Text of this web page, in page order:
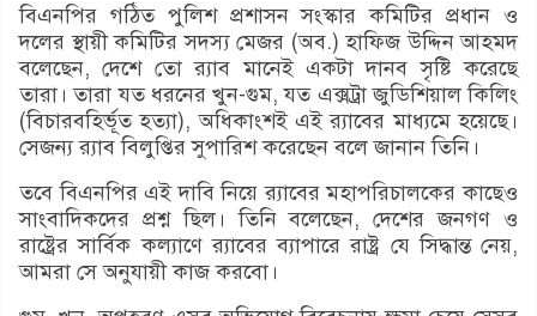
বিএনপির গঠিত পুলিশ প্রশাসন সংস্কার কমিটির প্রধান ও
দলের স্থায়ী কমিটির সদস্য মেজর (অব.) হাফিজ উদ্দিন আহমদ
বলেছেন, দেশে তো র‌্যাব মানেই একটা দানব সৃষ্টি করেছে
তারা। তারা যত ধরনের খুন-গুম, যত এক্সট্রা জুডিশিয়াল কিলিং
(বিচারবহির্ভূত হত্যা), অধিকাংশই এই র‌্যাবের মাধ্যমে হয়েছে।
সেজন্য র‌্যাব বিলুপ্তির সুপারিশ করেছেন বলে জানান তিনি।
তবে বিএনপির এই দাবি নিয়ে র‌্যাবের মহাপরিচালকের কাছেও
সাংবাদিকদের প্রশ্ন ছিল। তিনি বলেছেন, দেশের জনগণ ও
রাষ্ট্রের সার্বিক কল্যাণে র‌্যাবের ব্যাপারে রাষ্ট্র যে সিদ্ধান্ত নেয়,
আমরা সে অনুযায়ী কাজ করবো।